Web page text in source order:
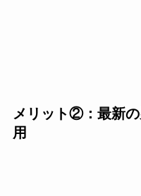
メリット②：最新
用